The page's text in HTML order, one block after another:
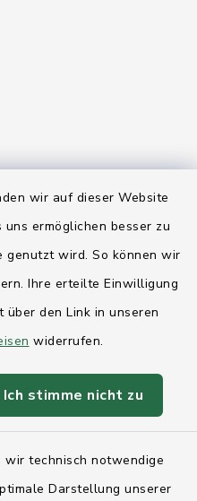
wir auf dieser Website
ermöglichen besser zu
genutzt wird. So können wir
Ihre erteilte Einwilligung
den Link in unseren
widerrufen.
Ich stimme nicht zu
technisch notwendige
Darstellung unserer
115
Holstein